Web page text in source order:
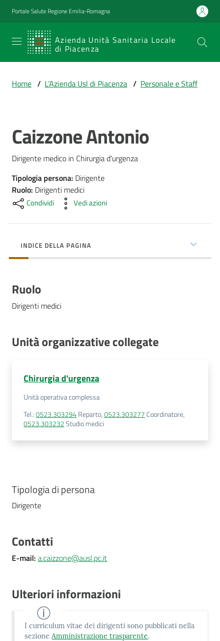
Vai al contenuto
Vai alla navigazione
Vai al footer
Portale Salute Regione Emilia-Romagna
Azienda Unità Sanitaria Locale
di Piacenza
SERVIZIO
SANITARIO
Emilia-
Sanitaria Locale
di Piacenza
Prestazioni
e
percorsi
cura
per...
e
territorio
Piacenza
ed Enti
Seguici
Home / L'Azienda Usl di Piacenza / Personale e Staff
Salta al contenuto
Caizzone Antonio
Dirigente medico in Chirurgia d'urgenza
Tipologia persona: Dirigente
Ruolo: Dirigenti medici
Condividi Vedi azioni
INDICE DELLA PAGINA
Ruolo
Dirigenti medici
Unità organizzative collegate
Chirurgia d'urgenza
Unità operativa complessa
Tel.:0523.303294Reparto,0523.303277 Coordinatore,
0523.303232Studio medici
Tipologia di persona
Dirigente
Contatti
E-mail: a.caizzone@ausl.pc.it
Ulteriori informazioni
I curriculum vitae dei dirigenti sono pubblicati nella
sezioneAmministrazione trasparente.